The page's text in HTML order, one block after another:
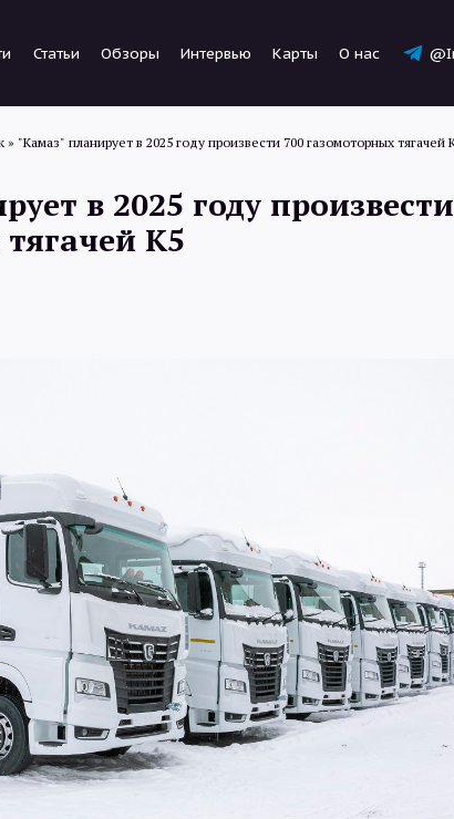
Статьи Обзоры Интервью Карты О нас
Карты
О нас
» "Камаз" планирует в 2025 году произвести 700 газомоторных тягачей
в 2025 году
К5